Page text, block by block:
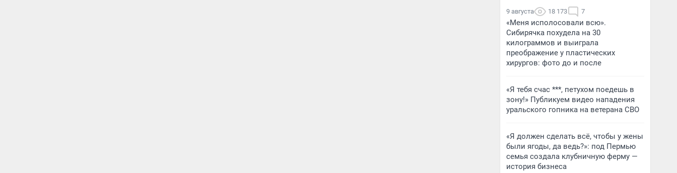
9 августа 18 173 7
«Меня исполосовали всю».
Сибирячка похудела на 30
килограммов и выиграла
преображение у пластических
хирургов: фото до и после
«Я тебя счас ***, петухом поедешь в
зону!» Публикуем видео нападения
уральского гопника на ветерана СВО
«Я должен сделать всё, чтобы у жены
были ягоды, да ведь?»: под Пермью
семья создала клубничную ферму —
история бизнеса